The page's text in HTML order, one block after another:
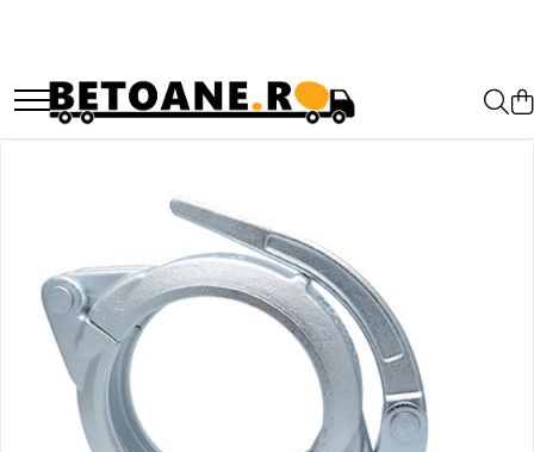
PIESE AUTOBETONIERE
AUTOBETONIERE STETTER
AUTOBETONIERE KARENA
AUTOBETONIERE INTERMIX
AUTOBETONIERE PUTZMEISTER